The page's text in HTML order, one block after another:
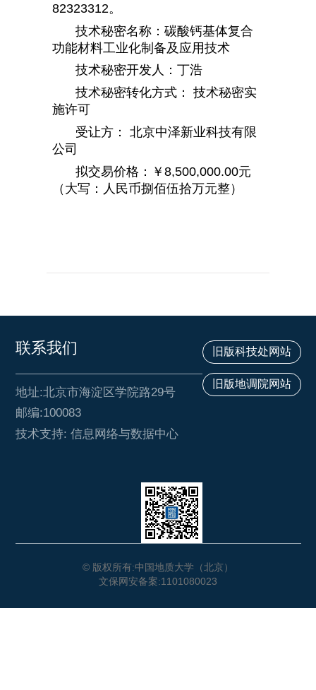
82323312。
技术秘密名称：碳酸钙基体复合
功能材料工业化制备及应用技术
技术秘密开发人：丁浩
技术秘密转化方式： 技术秘密实
施许可
受让方： 北京中泽新业科技有限
公司
拟交易价格：￥8,500,000.00元
（大写：人民币捌佰伍拾万元整）
旧版科技处网站
旧版地调院网站
联系我们
地址:北京市海淀区学院路29号
邮编:100083
技术支持: 信息网络与数据中心
© 版权所有:中国地质大学（北京）
文保网安备案:1101080023